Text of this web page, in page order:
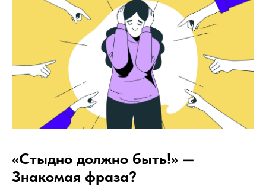
«Стыдно должно быть!» —
Знакомая фраза?